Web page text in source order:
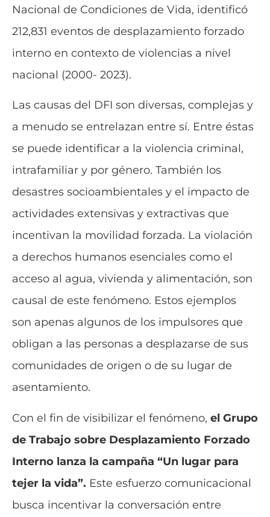
Nacional de Condiciones de Vida, identificó
212,831 eventos de desplazamiento forzado
interno en contexto de violencias a nivel
nacional (2000- 2023).
Las causas del DFI son diversas, complejas y
a menudo se entrelazan entre sí. Entre éstas
se puede identificar a la violencia criminal,
intrafamiliar y por género. También los
desastres socioambientales y el impacto de
actividades extensivas y extractivas que
incentivan la movilidad forzada. La violación
a derechos humanos esenciales como el
acceso al agua, vivienda y alimentación, son
causal de este fenómeno. Estos ejemplos
son apenas algunos de los impulsores que
obligan a las personas a desplazarse de sus
comunidades de origen o de su lugar de
asentamiento.
Con el fin de visibilizar el fenómeno, el Grupo
de Trabajo sobre Desplazamiento Forzado
Interno lanza la campaña “Un lugar para
tejer la vida”. Este esfuerzo comunicacional
busca incentivar la conversación entre